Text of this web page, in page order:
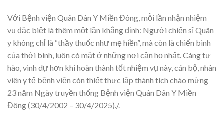
Với Bệnh viện Quân Dân Y Miền Đông, mỗi lần nhận nhiệm
vụ đặc biệt là thêm một lần khẳng định: Người chiến sĩ Quân
y không chỉ là “thầy thuốc như mẹ hiền”, mà còn là chiến binh
của thời bình, luôn có mặt ở những nơi cần họ nhất. Càng tự
hào, vinh dự hơn khi hoàn thành tốt nhiệm vụ này, cán bộ, nhân
viên y tế bệnh viện còn thiết thực lập thành tích chào mừng
23 năm Ngày truyền thống Bệnh viện Quân Dân Y Miền
Đông (30/4/2002 – 30/4/2025)./.